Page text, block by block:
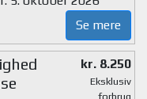
Se mere
kr. 8.250
Eksklusiv
forbrug